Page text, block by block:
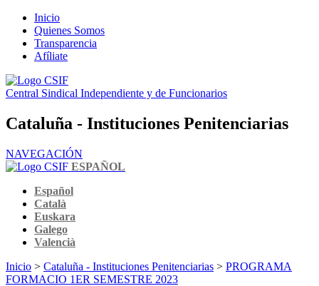
Inicio
Quienes Somos
Transparencia
Afíliate
Central Sindical Independiente y de Funcionarios
Cataluña - Instituciones Penitenciarias
NAVEGACIÓN
ESPAÑOL
Español
Català
Euskara
Galego
Valencià
Inicio > Cataluña - Instituciones Penitenciarias > PROGRAMA
FORMACIO 1ER SEMESTRE 2023